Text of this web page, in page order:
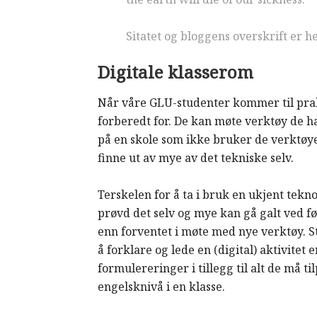
Sitatet og bloggens overskrift er
Digitale klasserom
Når våre GLU-studenter kommer til
forberedt for. De kan møte verktøy de
på en skole som ikke bruker de
finne ut av mye av det tekniske selv.
Terskelen for å ta i bruk en ukjent
prøvd det selv og mye kan gå galt ved
enn forventet i møte med nye verktøy.
å forklare og lede en (digital) aktivitet
formulereringer i tillegg til alt de må
engelsknivå i en klasse.